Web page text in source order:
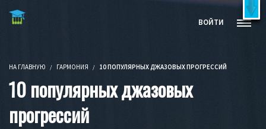
Бесплатные видеокурсы и книги
ВОЙТИ
НА ГЛАВНУЮ ГАРМОНИЯ 10 ПОПУЛЯРНЫХ ДЖАЗОВЫХ ПРОГРЕССИЙ
10 популярных джазовых
прогрессий